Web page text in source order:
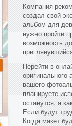
Компания
создал свой
альбом для
нужно пройти
возможность
Перейти в
вашего
планируете
останутся, а
Если будут
Когда макет